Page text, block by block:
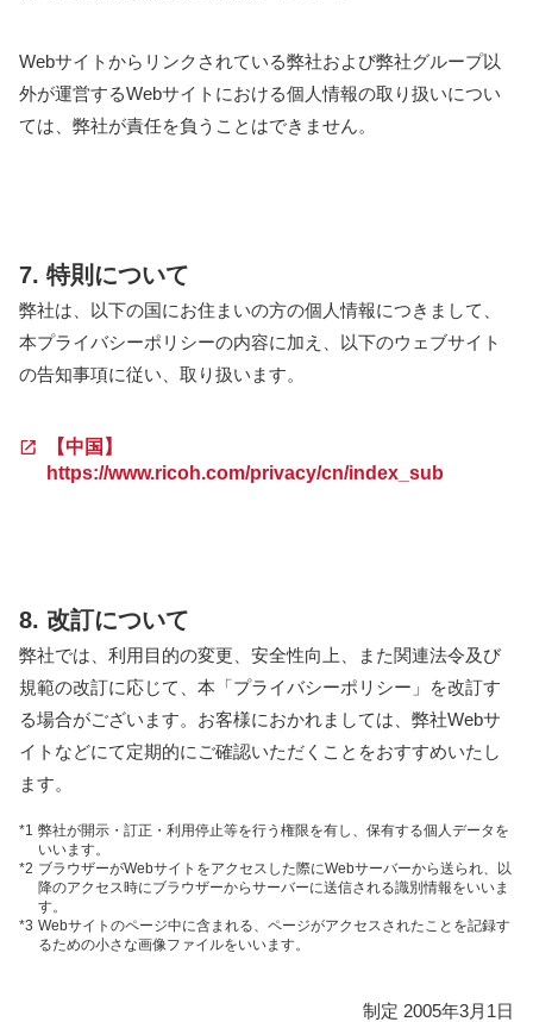
Webサイトからリンクされている弊社および弊社グループ以
外が運営するWebサイトにおける個人情報の取り扱いについ
ては、弊社が責任を負うことはできません。
7. 特則について
弊社は、以下の国にお住まいの方の個人情報につきまして、
本プライバシーポリシーの内容に加え、以下のウェブサイト
の告知事項に従い、取り扱います。
【中国】
https://www.ricoh.com/privacy/cn/index_sub
8. 改訂について
弊社では、利用目的の変更、安全性向上、また関連法令及び
規範の改訂に応じて、本「プライバシーポリシー」を改訂す
る場合がございます。お客様におかれましては、弊社Webサ
イトなどにて定期的にご確認いただくことをおすすめいたし
ます。
*1 弊社が開示・訂正・利用停止等を行う権限を有し、保有する個人データを
いいます。
*2 ブラウザーがWebサイトをアクセスした際にWebサーバーから送られ、以
降のアクセス時にブラウザーからサーバーに送信される識別情報をいいま
す。
*3 Webサイトのページ中に含まれる、ページがアクセスされたことを記録す
るための小さな画像ファイルをいいます。
制定 2005年3月1日